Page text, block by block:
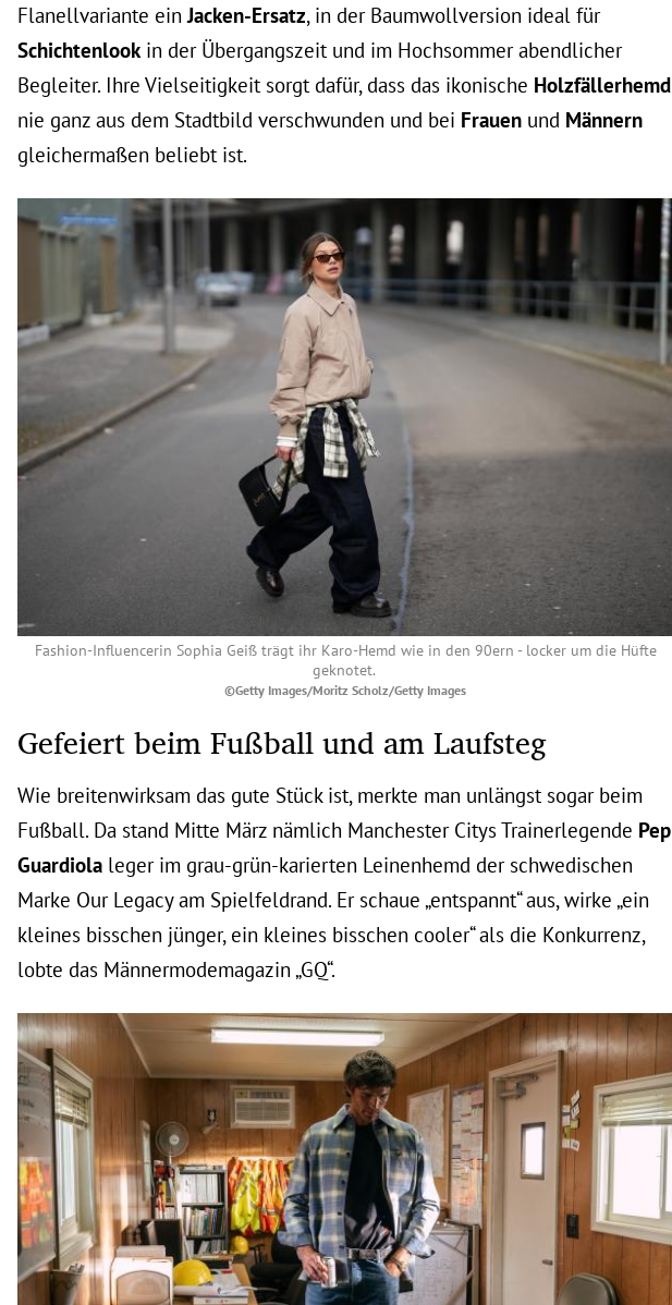
Flanellvariante ein Jacken-Ersatz, in der Baumwollversion ideal für
Schichtenlookin der Übergangszeit und im Hochsommer abendlicher
Begleiter. Ihre Vielseitigkeit sorgt dafür, dass das ikonische Holzfällerhemd
nie ganz aus dem Stadtbild verschwunden und bei Frauen und Männern
gleichermaßen beliebt ist.
Fashion-Influencerin Sophia Geiß trägt ihr Karo-Hemd wie in den 90ern - locker um die Hüfte
geknotet.
©Getty Images/Moritz Scholz/Getty Images
Gefeiert beim Fußball und am Laufsteg
Wie breitenwirksam das gute Stück ist, merkte man unlängst sogar beim
Fußball. Da stand Mitte März nämlich Manchester Citys Trainerlegende Pep
Guardiola leger im grau-grün-karierten Leinenhemd der schwedischen
Marke Our Legacy am Spielfeldrand. Er schaue „entspannt“ aus, wirke „ein
kleines bisschen jünger, ein kleines bisschen cooler“ als die Konkurrenz,
lobte das Männermodemagazin „GQ“.